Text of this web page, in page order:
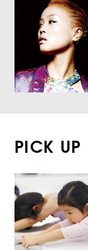
PICK UP